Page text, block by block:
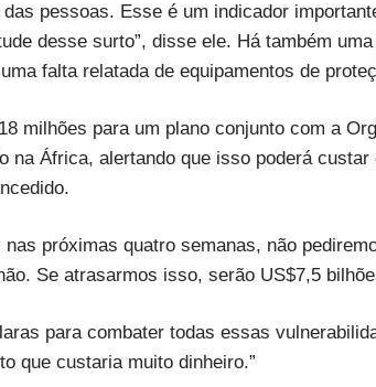
pessoas. Esse é um indicador
desse surto”, disse ele. Há também
falta relatada de equipamentos de
milhões para um plano conjunto com a
na África, alertando que isso poderá custar
próximas quatro semanas, não
Se atrasarmos isso, serão US$7,5
para combater todas essas
que custaria muito dinheiro.”